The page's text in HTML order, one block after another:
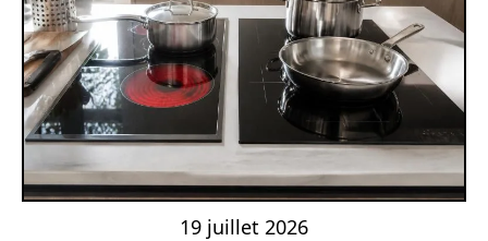
19 juillet 2026